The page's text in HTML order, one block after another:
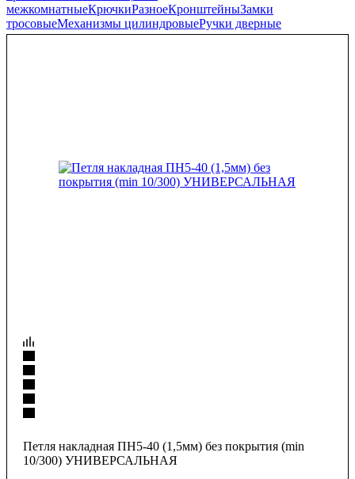
межкомнатныеКрючкиРазноеКронштейныЗамки
тросовыеМеханизмы цилиндровыеРучки дверные
Петля накладная ПН5-40 (1,5мм) без покрытия (min
10/300) УНИВЕРСАЛЬНАЯ